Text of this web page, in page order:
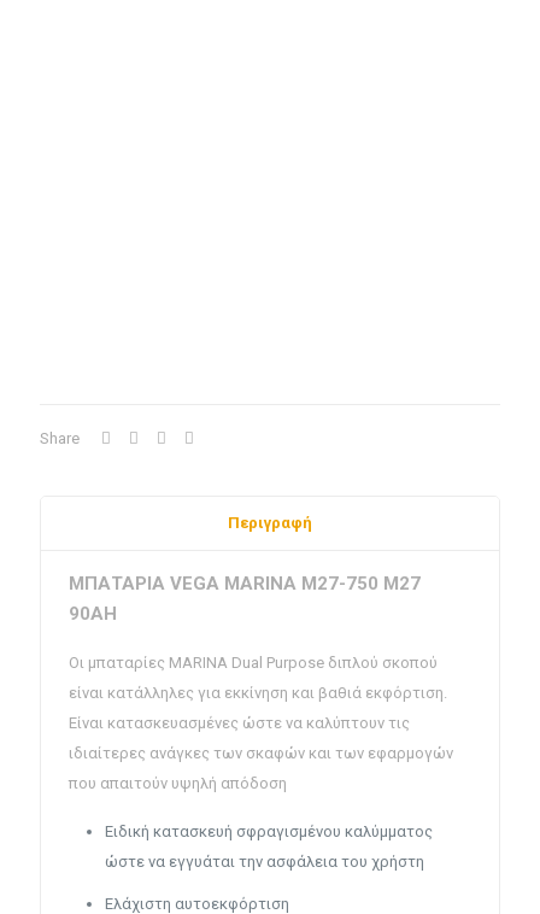
Share
Περιγραφή
ΜΠΑΤΑΡΙΑ VEGA MARINA M27-750 M27
90AH
Οι μπαταρίες MARINA Dual Purpose διπλού σκοπού
είναι κατάλληλες για εκκίνηση και βαθιά εκφόρτιση.
Είναι κατασκευασμένες ώστε να καλύπτουν τις
ιδιαίτερες ανάγκες των σκαφών και των εφαρμογών
που απαιτούν υψηλή απόδοση
Ειδική κατασκευή σφραγισμένου καλύμματος
ώστε να εγγυάται την ασφάλεια του χρήστη
Ελάχιστη αυτοεκφόρτιση